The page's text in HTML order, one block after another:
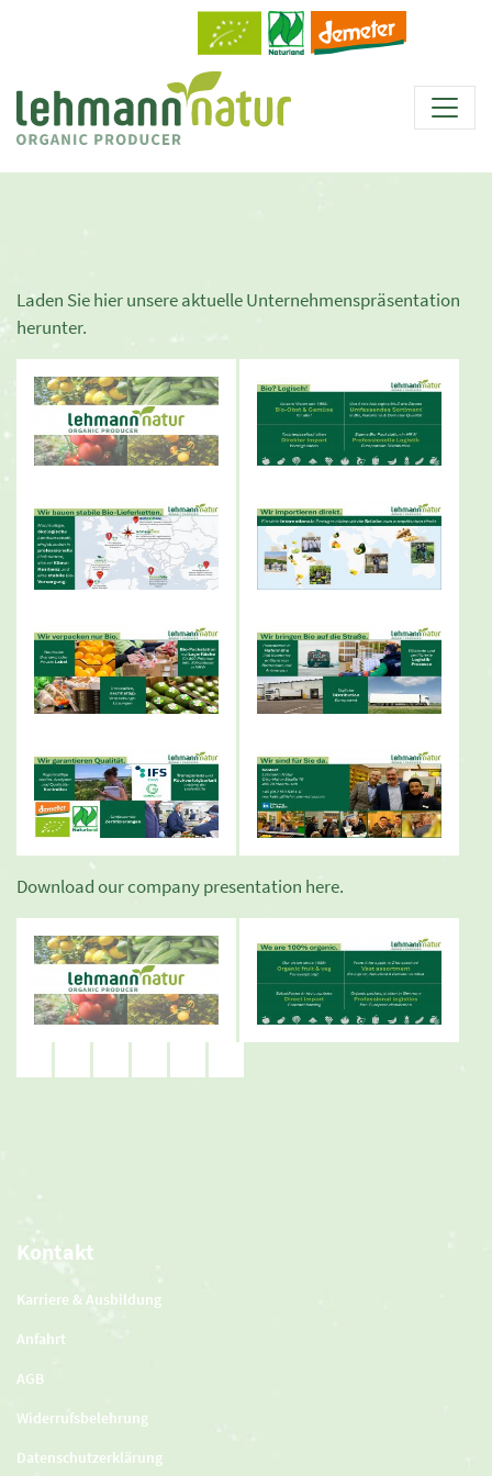
Laden Sie hier unsere aktuelle Unternehmenspräsentation
herunter.
Download our company presentation here.
Kontakt
Karriere & Ausbildung
Anfahrt
AGB
Widerrufsbelehrung
Datenschutzerklärung